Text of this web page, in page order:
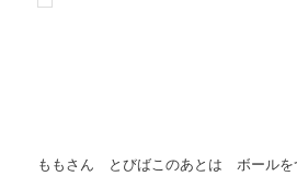
ももさん とびばこのあとは ボール